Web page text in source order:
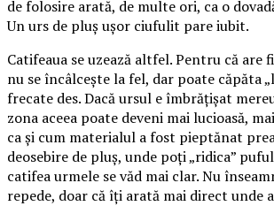
de folosire arată, de multe ori, ca o
Un urs de pluș ușor ciufulit pare iubit.
Catifeaua se uzează altfel. Pentru că are
nu se încâlcește la fel, dar poate căpăta
frecate des. Dacă ursul e îmbrățișat
zona aceea poate deveni mai lucioasă,
ca și cum materialul a fost pieptănat
deosebire de pluș, unde poți „ridica”
catifea urmele se văd mai clar. Nu
repede, doar că îți arată mai direct unde